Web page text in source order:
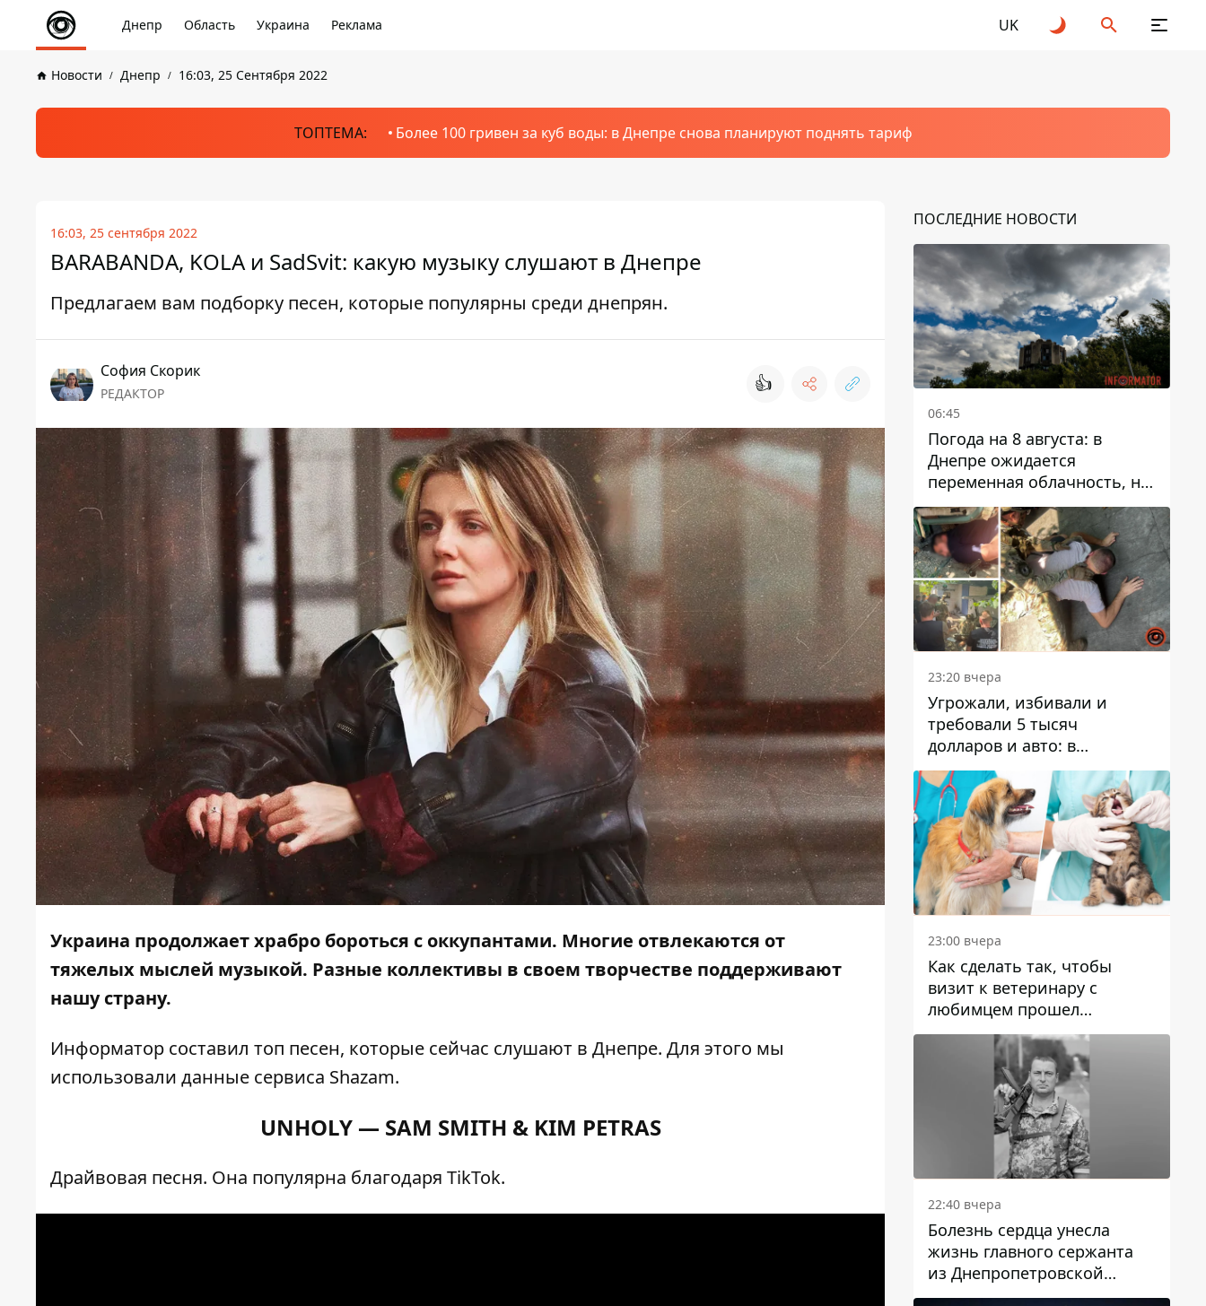
Днепр Область Украина Реклама UK
Новости Днепр 16:03, 25 Сентября 2022
ТОПТЕМА: Более 100 гривен за куб воды: в Днепре снова планируют поднять тариф
16:03, 25 сентября 2022
BARABANDA, KOLA и SadSvit: какую музыку слушают в Днепре
Предлагаем вам подборку песен, которые популярны среди днепрян.
София Скорик
РЕДАКТОР 👍
Украина продолжает храбро бороться с оккупантами. Многие отвлекаются от
тяжелых мыслей музыкой. Разные коллективы в своем творчестве поддерживают
нашу страну.
Информатор составил топ песен, которые сейчас слушают в Днепре. Для этого мы
использовали данные сервиса Shazam.
UNHOLY — SAM SMITH & KIM PETRAS
Драйвовая песня. Она популярна благодаря TikTok.
ПОСЛЕДНИЕ НОВОСТИ
06:45
Погода на 8 августа: в
Днепре ожидается
переменная облачность, но
может пойти дождь
23:20 вчера
Угрожали, избивали и
требовали 5 тысяч
долларов и авто: в
Павлограде задержали двух
мужчин
23:00 вчера
Как сделать так, чтобы
визит к ветеринару с
любимцем прошел
спокойно: простые советы
22:40 вчера
Болезнь сердца унесла
жизнь главного сержанта
из Днепропетровской
области Юрия Свистуна